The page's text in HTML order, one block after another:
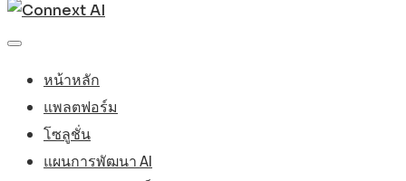
หน้าหลัก
แพลตฟอร์ม
โซลูชั่น
แผนการพัฒนา AI